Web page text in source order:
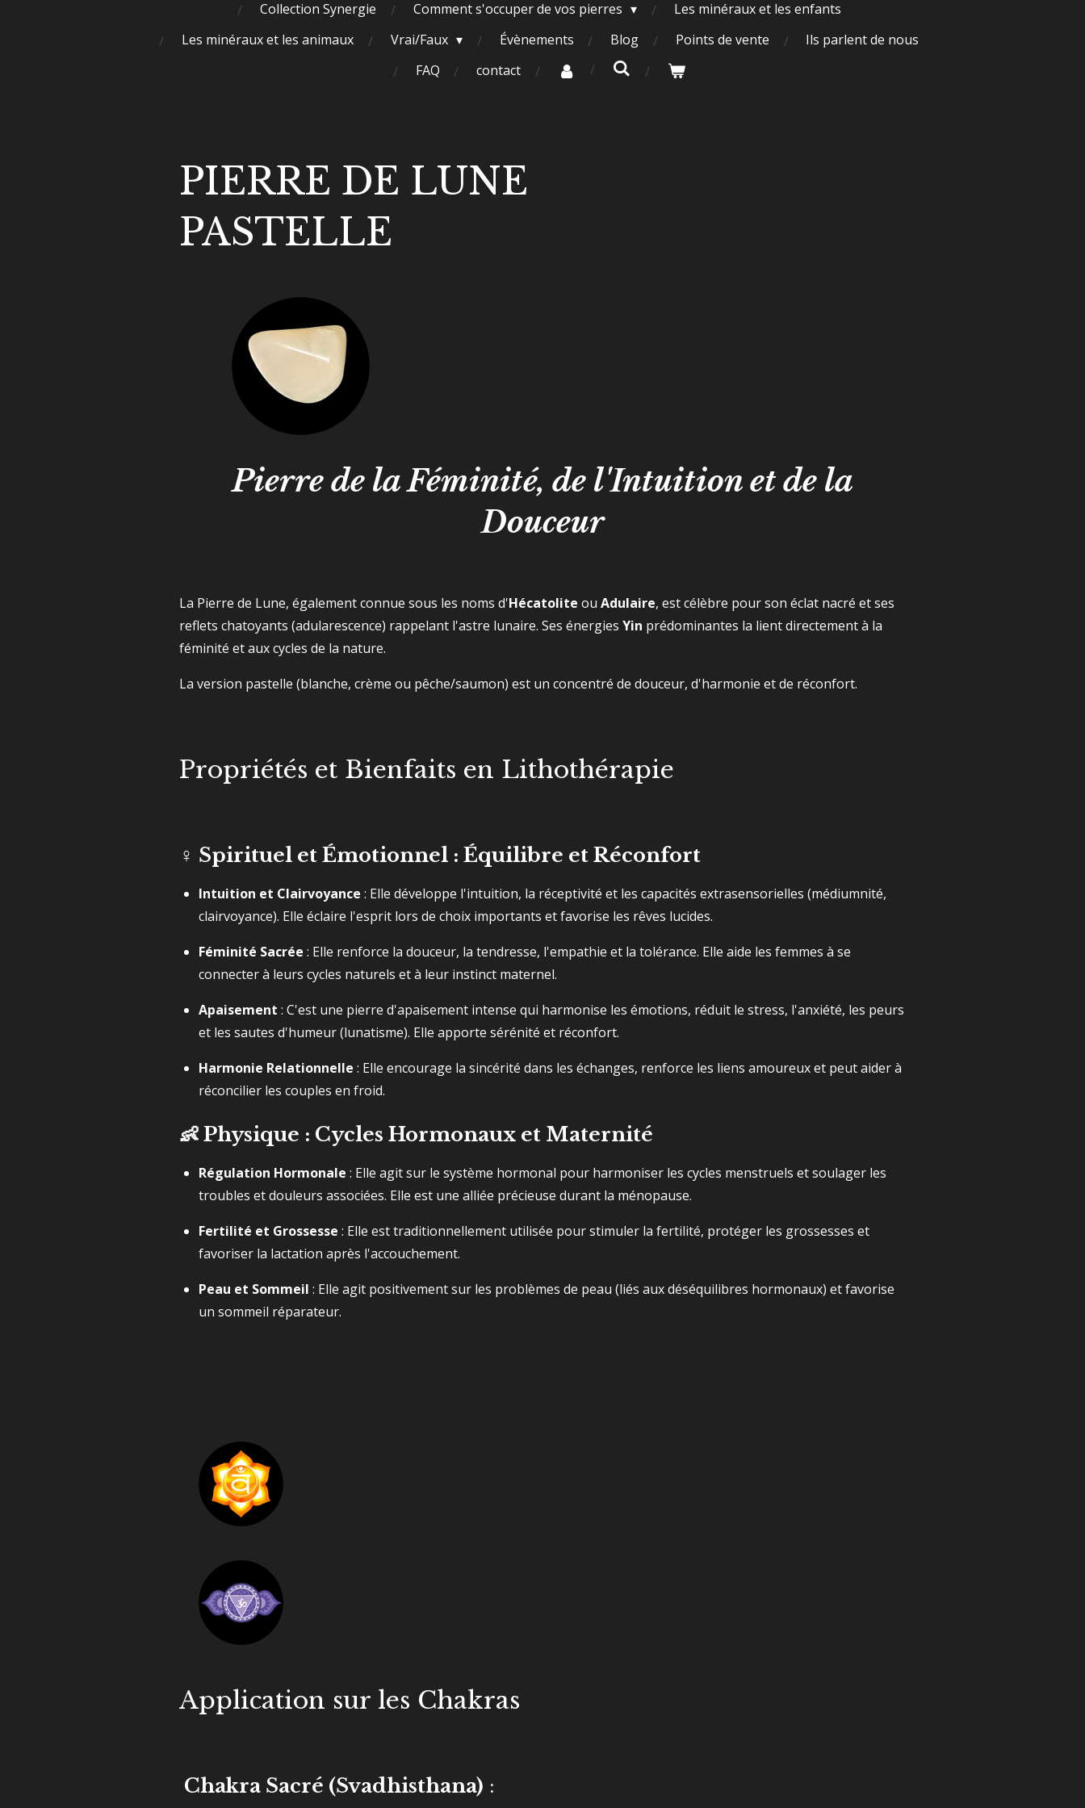
Collection Synergie
Comment s'occuper de vos pierres
Les minéraux et les enfants
Les minéraux et les animaux
Vrai/Faux Évènements Blog Points de vente
Ils parlent de nous
FAQ
contact
PIERRE DE LUNE
PASTELLE
Pierre de la Féminité, de l'Intuition et de la
Douceur
La Pierre de Lune, également connue sous les noms d'Hécatolite ou Adulaire, est célèbre pour son éclat nacré et ses
reflets chatoyants (adularescence) rappelant l'astre lunaire. Ses énergies Yin prédominantes la lient directement à la
féminité et aux cycles de la nature.
La version pastelle (blanche, crème ou pêche/saumon) est un concentré de douceur, d'harmonie et de réconfort.
Propriétés et Bienfaits en Lithothérapie
♀️ Spirituel et Émotionnel : Équilibre et Réconfort
Intuition et Clairvoyance : Elle développe l'intuition, la réceptivité et les capacités extrasensorielles (médiumnité,
clairvoyance). Elle éclaire l'esprit lors de choix importants et favorise les rêves lucides.
Féminité Sacrée : Elle renforce la douceur, la tendresse, l'empathie et la tolérance. Elle aide les femmes à se
connecter à leurs cycles naturels et à leur instinct maternel.
Apaisement : C'est une pierre d'apaisement intense qui harmonise les émotions, réduit le stress, l'anxiété, les peurs
et les sautes d'humeur (lunatisme). Elle apporte sérénité et réconfort.
Harmonie Relationnelle : Elle encourage la sincérité dans les échanges, renforce les liens amoureux et peut aider à
réconcilier les couples en froid.
👶 Physique : Cycles Hormonaux et Maternité
Régulation Hormonale : Elle agit sur le système hormonal pour harmoniser les cycles menstruels et soulager les
troubles et douleurs associées. Elle est une alliée précieuse durant la ménopause.
Fertilité et Grossesse : Elle est traditionnellement utilisée pour stimuler la fertilité, protéger les grossesses et
favoriser la lactation après l'accouchement.
Peau et Sommeil : Elle agit positivement sur les problèmes de peau (liés aux déséquilibres hormonaux) et favorise
un sommeil réparateur.
Application sur les Chakras
Chakra Sacré (Svadhisthana) :